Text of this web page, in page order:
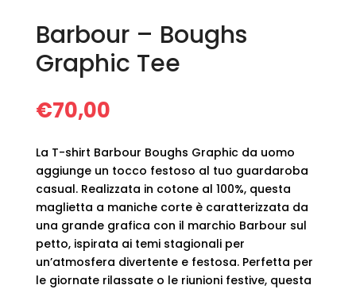
Barbour – Boughs
Graphic Tee
€70,00
La T-shirt Barbour Boughs Graphic da uomo
aggiunge un tocco festoso al tuo guardaroba
casual. Realizzata in cotone al 100%, questa
maglietta a maniche corte è caratterizzata da
una grande grafica con il marchio Barbour sul
petto, ispirata ai temi stagionali per
un’atmosfera divertente e festosa. Perfetta per
le giornate rilassate o le riunioni festive, questa